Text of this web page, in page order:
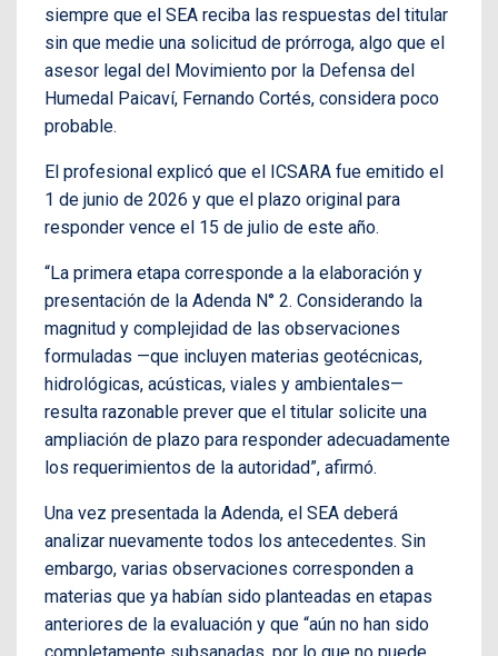
siempre que el SEA reciba las respuestas del titular
sin que medie una solicitud de prórroga, algo que el
asesor legal del Movimiento por la Defensa del
Humedal Paicaví, Fernando Cortés, considera poco
probable.
El profesional explicó que el ICSARA fue emitido el
1 de junio de 2026 y que el plazo original para
responder vence el 15 de julio de este año.
“La primera etapa corresponde a la elaboración y
presentación de la Adenda N° 2. Considerando la
magnitud y complejidad de las observaciones
formuladas —que incluyen materias geotécnicas,
hidrológicas, acústicas, viales y ambientales—
resulta razonable prever que el titular solicite una
ampliación de plazo para responder adecuadamente
los requerimientos de la autoridad”, afirmó.
Una vez presentada la Adenda, el SEA deberá
analizar nuevamente todos los antecedentes. Sin
embargo, varias observaciones corresponden a
materias que ya habían sido planteadas en etapas
anteriores de la evaluación y que “aún no han sido